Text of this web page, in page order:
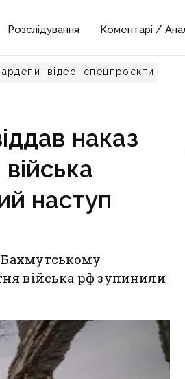
Розслідування Коментарі /
відео спецпроєкти
наказ
наступ
війська рф зупинили